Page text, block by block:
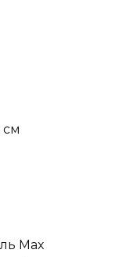
см
Max